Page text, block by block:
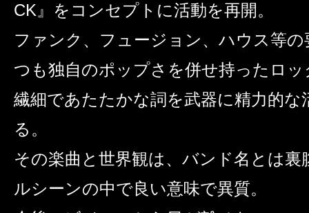
CK』をコンセプトに活動を再開。
ファンク、フュージョン、ハウス等
つも独自のポップさを併せ持ったロ
繊細であたたかな詞を武器に精力的な
る。
その楽曲と世界観は、バンド名とは裏
ルシーンの中で良い意味で異質。